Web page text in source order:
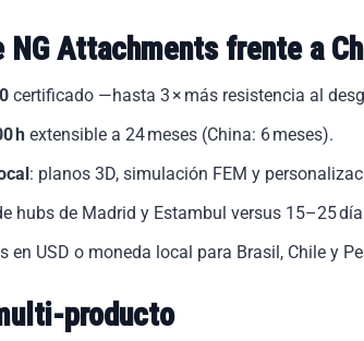
NG Attachments frente a
certificado —hasta 3 × más resistencia al
h extensible a 24 meses (China: 6 meses).
: planos 3D, simulación FEM y
hubs de Madrid y Estambul versus 15–25
en USD o moneda local para Brasil, Chile y